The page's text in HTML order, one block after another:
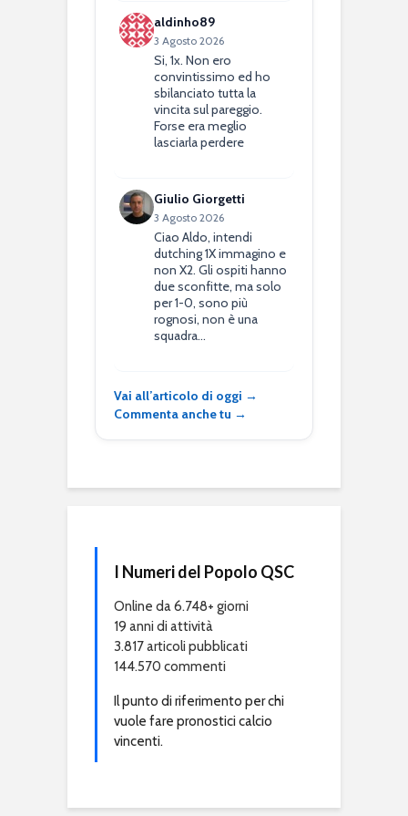
aldinho89
3 Agosto 2026
Si, 1x. Non ero
convintissimo ed ho
sbilanciato tutta la
vincita sul pareggio.
Forse era meglio
lasciarla perdere
Giulio Giorgetti
3 Agosto 2026
Ciao Aldo, intendi
dutching 1X immagino e
non X2. Gli ospiti hanno
due sconfitte, ma solo
per 1-0, sono più
rognosi, non è una
squadra…
Vai all’articolo di oggi →
Commenta anche tu →
I Numeri del Popolo QSC
Online da 6.748+ giorni
19 anni di attività
3.817 articoli pubblicati
144.570 commenti
Il punto di riferimento per chi
vuole fare pronostici calcio
vincenti.